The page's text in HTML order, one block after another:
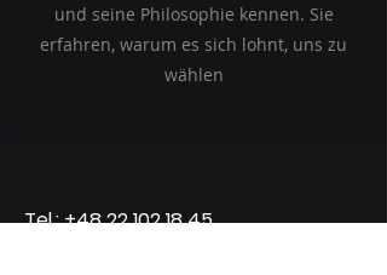
und seine Philosophie kennen. Sie
erfahren, warum es sich lohnt, uns zu
wählen
Tel.:+48 22 102 18 45